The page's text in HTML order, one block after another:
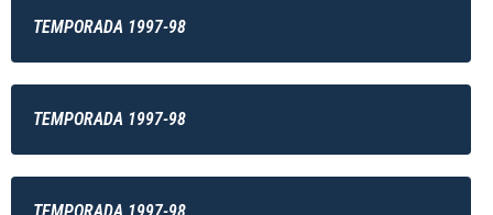
TEMPORADA 1997-98
TEMPORADA 1997-98